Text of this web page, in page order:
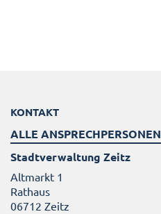
KONTAKT
ALLE ANSPRECHPERSONEN
Stadtverwaltung Zeitz
Altmarkt 1
Rathaus
06712 Zeitz